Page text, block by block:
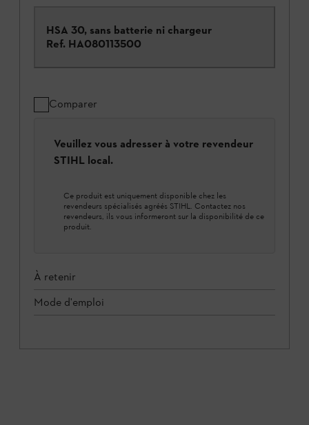
HSA 30, sans batterie ni chargeur
Ref. HA080113500
Comparer
Veuillez vous adresser à votre revendeur
STIHL local.
Ce produit est uniquement disponible chez les
revendeurs spécialisés agréés STIHL. Contactez nos
revendeurs, ils vous informeront sur la disponibilité de ce
produit.
À retenir
Mode d'emploi